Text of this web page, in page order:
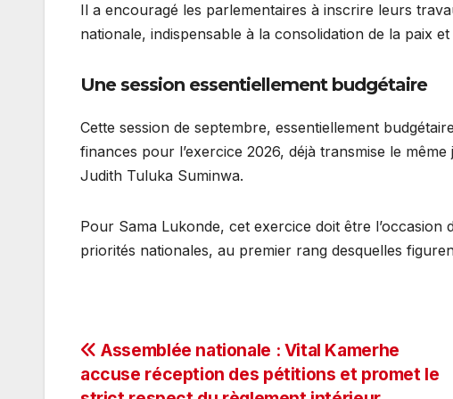
Il a encouragé les parlementaires à inscrire leurs
nationale, indispensable à la consolidation de la paix
Une session essentiellement budgétaire
Cette session de septembre, essentiellement
finances pour l’exercice 2026, déjà transmise le
Judith Tuluka Suminwa.
Pour Sama Lukonde, cet exercice doit être
priorités nationales, au premier rang desquelles
Navigation
Assemblée nationale : Vital Kamerhe
accuse réception des pétitions et promet le